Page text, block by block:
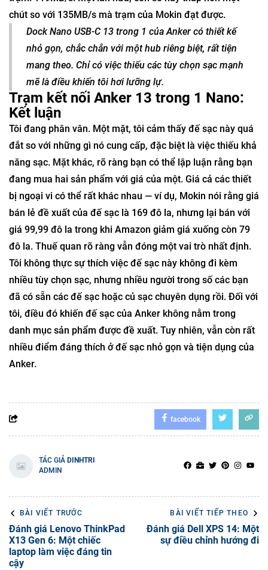
chút so với 135MB/s mà trạm của Mokin đạt được.
Dock Nano USB-C 13 trong 1 của Anker có thiết kế
nhỏ gọn, chắc chắn với một hub riêng biệt, rất tiện
mang theo. Chỉ có việc thiếu các tùy chọn sạc mạnh
mẽ là điều khiến tôi hơi lưỡng lự.
Trạm kết nối Anker 13 trong 1 Nano:
Kết luận
Tôi đang phân vân. Một mặt, tôi cảm thấy đế sạc này quá
đắt so với những gì nó cung cấp, đặc biệt là việc thiếu khả
năng sạc. Mặt khác, rõ ràng bạn có thể lập luận rằng bạn
đang mua hai sản phẩm với giá của một. Giá cả các thiết
bị ngoại vi có thể rất khác nhau — ví dụ, Mokin nói rằng giá
bán lẻ đề xuất của đế sạc là 169 đô la, nhưng lại bán với
giá 99,99 đô la trong khi Amazon giảm giá xuống còn 79
đô la. Thuế quan rõ ràng vẫn đóng một vai trò nhất định.
Tôi không thực sự thích việc đế sạc này không đi kèm
nhiều tùy chọn sạc, nhưng nhiều người trong số các bạn
đã có sẵn các đế sạc hoặc củ sạc chuyên dụng rồi. Đối với
tôi, điều đó khiến đế sạc của Anker không nằm trong
danh mục sản phẩm được đề xuất. Tuy nhiên, vẫn còn rất
nhiều điểm đáng thích ở đế sạc nhỏ gọn và tiện dụng của
Anker.
facebook
TÁC GIẢ DINHTRI
ADMIN
BÀI VIẾT TRƯỚC
Đánh giá Lenovo ThinkPad
X13 Gen 6: Một chiếc
laptop làm việc đáng tin
cậy
BÀI VIẾT TIẾP THEO
Đánh giá Dell XPS 14: Một
sự điều chỉnh hướng đi